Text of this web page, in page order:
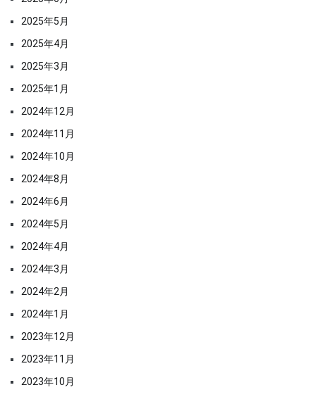
2025年5月
2025年4月
2025年3月
2025年1月
2024年12月
2024年11月
2024年10月
2024年8月
2024年6月
2024年5月
2024年4月
2024年3月
2024年2月
2024年1月
2023年12月
2023年11月
2023年10月